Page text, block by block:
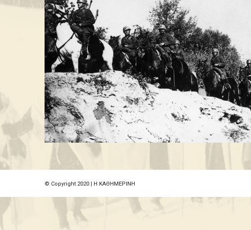
© Copyright 2020 | Η ΚΑΘΗΜΕΡΙΝΗ